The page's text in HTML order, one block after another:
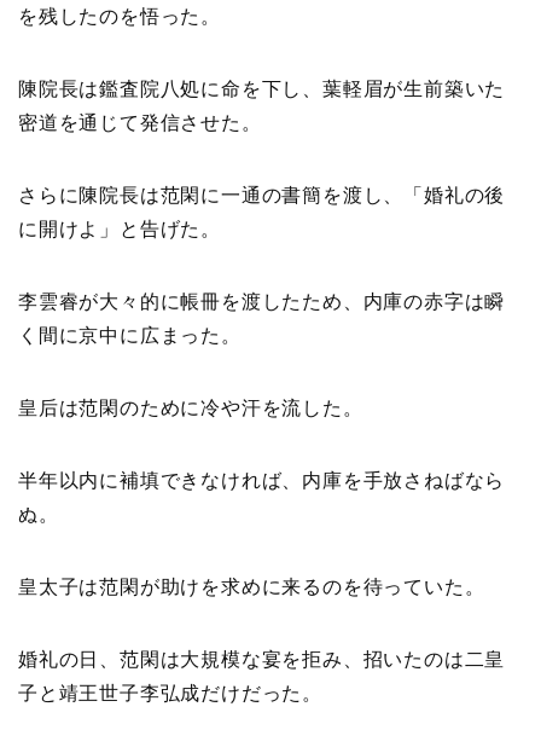
を残したのを悟った。
陳院長は鑑査院八処に命を下し、葉軽眉が生前築いた
密道を通じて発信させた。
さらに陳院長は范閑に一通の書簡を渡し、「婚礼の後
に開けよ」と告げた。
李雲睿が大々的に帳冊を渡したため、内庫の赤字は瞬
く間に京中に広まった。
皇后は范閑のために冷や汗を流した。
半年以内に補填できなければ、内庫を手放さねばなら
ぬ。
皇太子は范閑が助けを求めに来るのを待っていた。
婚礼の日、范閑は大規模な宴を拒み、招いたのは二皇
子と靖王世子李弘成だけだった。